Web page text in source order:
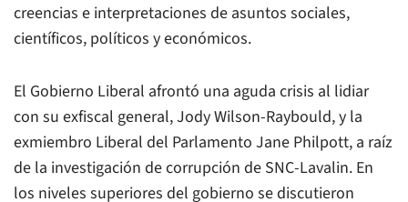
creencias e interpretaciones de asuntos sociales,
científicos, políticos y económicos.
El Gobierno Liberal afrontó una aguda crisis al lidiar
con su exfiscal general, Jody Wilson-Raybould, y la
exmiembro Liberal del Parlamento Jane Philpott, a raíz
de la investigación de corrupción de SNC-Lavalin. En
los niveles superiores del gobierno se discutieron